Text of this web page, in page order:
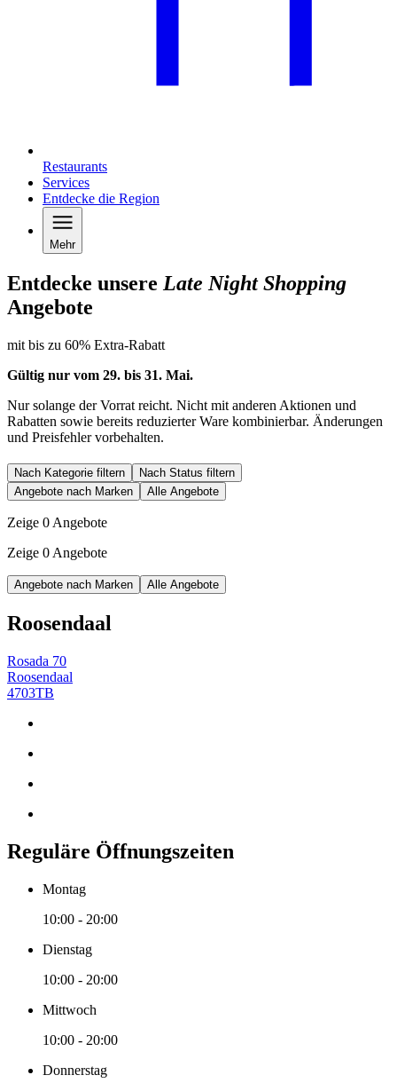
Restaurants
Services
Entdecke die Region
Mehr
Entdecke unsere Late Night Shopping
Angebote
mit bis zu 60% Extra-Rabatt
Gültig nur vom 29. bis 31. Mai.
Nur solange der Vorrat reicht. Nicht mit anderen Aktionen und
Rabatten sowie bereits reduzierter Ware kombinierbar. Änderungen
und Preisfehler vorbehalten.
Nach Kategorie filtern
Nach Status filtern
Angebote nach Marken
Alle Angebote
Zeige 0 Angebote
Zeige 0 Angebote
Angebote nach Marken Alle Angebote
Roosendaal
Rosada 70
Roosendaal
4703TB
Reguläre Öffnungszeiten
Montag
10:00 - 20:00
Dienstag
10:00 - 20:00
Mittwoch
10:00 - 20:00
Donnerstag